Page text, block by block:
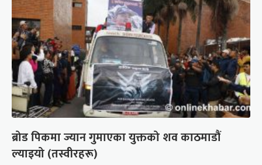
ब्रोड पिकमा ज्यान गुमाएका युक्तको शव काठमाडौं
ल्याइयो (तस्वीरहरू)